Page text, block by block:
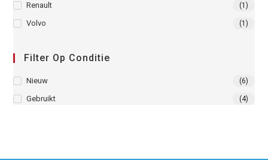
Renault (1)
Volvo (1)
Filter Op Conditie
Nieuw (6)
Gebruikt (4)